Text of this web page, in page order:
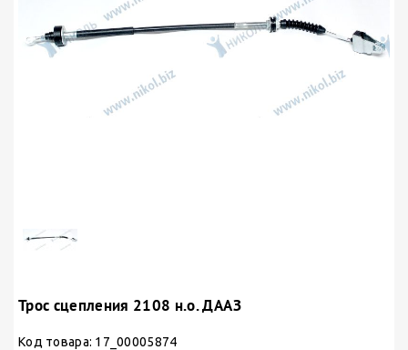
Трос сцепления 2108 н.о. ДААЗ
Код товара: 17_00005874